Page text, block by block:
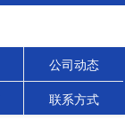
公司动态
联系方式